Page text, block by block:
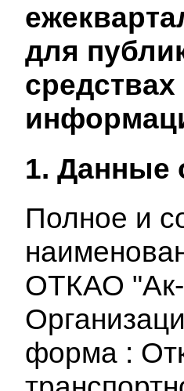
для
Полное и
ОТКАО